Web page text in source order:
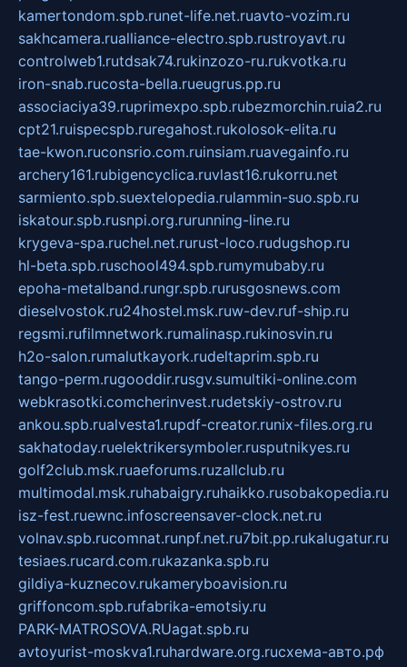
kamertondom.spb.runet-life.net.ruavto-vozim.ru
sakhcamera.rualliance-electro.spb.rustroyavt.ru
controlweb1.rutdsak74.rukinzozo-ru.rukvotka.ru
iron-snab.rucosta-bella.rueugrus.pp.ru
associaciya39.ruprimexpo.spb.rubezmorchin.ruia2.ru
cpt21.ruispecspb.ruregahost.rukolosok-elita.ru
tae-kwon.ruconsrio.com.ruinsiam.ruavegainfo.ru
archery161.rubigencyclica.ruvlast16.rukorru.net
sarmiento.spb.suextelopedia.rulammin-suo.spb.ru
iskatour.spb.rusnpi.org.rurunning-line.ru
krygeva-spa.ruchel.net.rurust-loco.rudugshop.ru
hl-beta.spb.ruschool494.spb.rumymubaby.ru
epoha-metalband.rungr.spb.rurusgosnews.com
dieselvostok.ru24hostel.msk.ruw-dev.ruf-ship.ru
regsmi.rufilmnetwork.rumalinasp.rukinosvin.ru
h2o-salon.rumalutkayork.rudeltaprim.spb.ru
tango-perm.rugooddir.rusgv.sumultiki-online.com
webkrasotki.comcherinvest.rudetskiy-ostrov.ru
ankou.spb.rualvesta1.rupdf-creator.runix-files.org.ru
sakhatoday.ruelektrikersymboler.rusputnikyes.ru
golf2club.msk.ruaeforums.ruzallclub.ru
multimodal.msk.ruhabaigry.ruhaikko.rusobakopedia.ru
isz-fest.ruewnc.infoscreensaver-clock.net.ru
volnav.spb.rucomnat.runpf.net.ru7bit.pp.rukalugatur.ru
tesiaes.rucard.com.rukazanka.spb.ru
gildiya-kuznecov.rukameryboavision.ru
griffoncom.spb.rufabrika-emotsiy.ru
PARK-MATROSOVA.RUagat.spb.ru
avtoyurist-moskva1.ruhardware.org.ruсхема-авто.рф